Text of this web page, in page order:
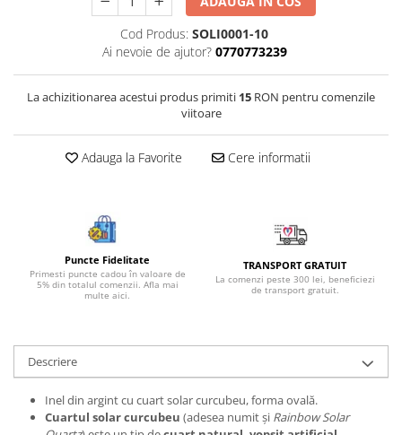
Bijuterii onix
Bijuterii peridot
Bijuterii perle
Bijuterii piatra soarelui
Bijuterii safir
Bijuterii sidef si abalone
Bijuterii smarald
Bijuterii spinel
Bijuterii tanzanit
Bijuterii topaz
Cod Produs: SOLI0001-10
Ai nevoie de ajutor? 0770773239
La achizitionarea acestui produs primiti 15 RON pentru comenzile
viitoare
Adauga la Favorite Cere informatii
Puncte Fidelitate
Primesti puncte cadou în valoare de
5% din totalul comenzii. Afla mai
multe aici.
TRANSPORT GRATUIT
La comenzi peste 300 lei, beneficiezi
de transport gratuit.
Descriere
Inel din argint cu cuart solar curcubeu, forma ovală.
Cuartul solar curcubeu (adesea numit și Rainbow Solar